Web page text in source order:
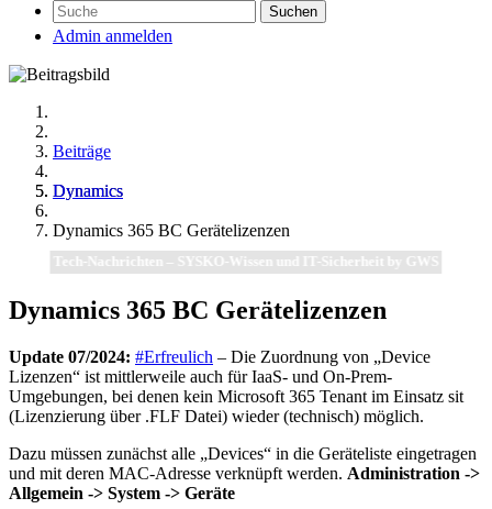
Suchen
Admin anmelden
Beiträge
Dynamics
Dynamics 365 BC Gerätelizenzen
Tech-Nachrichten – SYSKO-Wissen und IT-Sicherheit by GWS
Dynamics 365 BC Gerätelizenzen
Update 07/2024: #Erfreulich – Die Zuordnung von „Device
Lizenzen“ ist mittlerweile auch für IaaS- und On-Prem-
Umgebungen, bei denen kein Microsoft 365 Tenant im Einsatz sit
(Lizenzierung über .FLF Datei) wieder (technisch) möglich.
Dazu müssen zunächst alle „Devices“ in die Geräteliste eingetragen
und mit deren MAC-Adresse verknüpft werden. Administration ->
Allgemein -> System -> Geräte